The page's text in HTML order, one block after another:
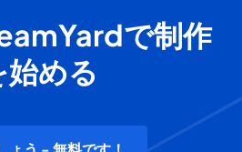
で制作
始める